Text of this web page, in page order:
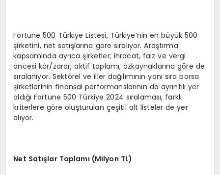
Fortune 500 Türkiye Listesi, Türkiye’nin en büyük 500
şirketini, net satışlarına göre sıralıyor. Araştırma
kapsamında ayrıca şirketler; ihracat, faiz ve vergi
öncesi kâr/zarar, aktif toplamı, özkaynaklarına göre de
sıralanıyor. Sektörel ve iller dağılımının yanı sıra borsa
şirketlerinin finansal performanslarının da ayrıntılı yer
aldığı Fortune 500 Türkiye 2024 sıralaması, farklı
kriterlere göre oluşturulan çeşitli alt listeler de yer
alıyor.
Net Satışlar Toplamı (Milyon TL)